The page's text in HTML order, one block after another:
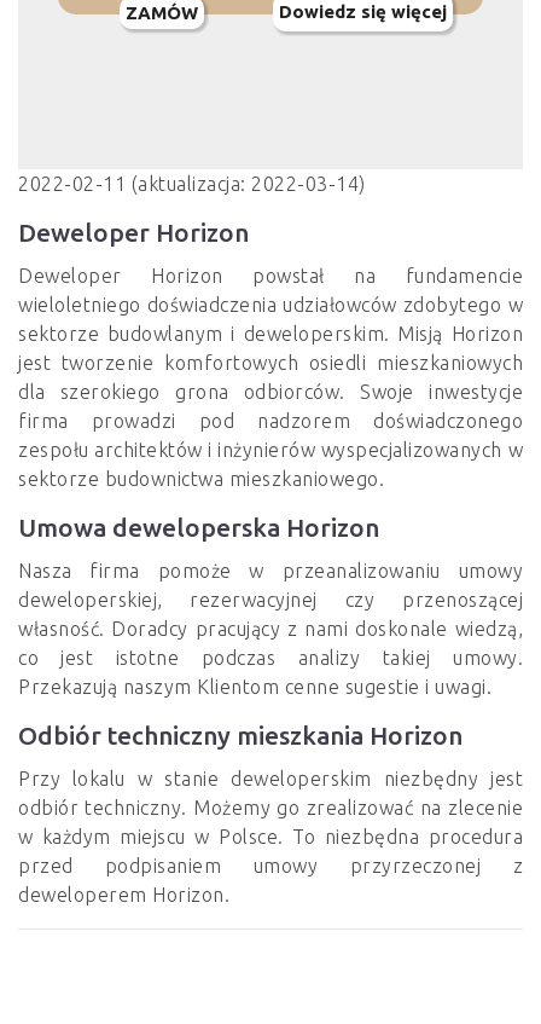
ZAMÓW Dowiedz się więcej
2022-02-11 (aktualizacja: 2022-03-14)
Deweloper Horizon
Deweloper Horizon powstał na fundamencie
wieloletniego doświadczenia udziałowców zdobytego w
sektorze budowlanym i deweloperskim. Misją Horizon
jest tworzenie komfortowych osiedli mieszkaniowych
dla szerokiego grona odbiorców. Swoje inwestycje
firma prowadzi pod nadzorem doświadczonego
zespołu architektów i inżynierów wyspecjalizowanych w
sektorze budownictwa mieszkaniowego.
Umowa deweloperska Horizon
Nasza firma pomoże w przeanalizowaniu umowy
deweloperskiej, rezerwacyjnej czy przenoszącej
własność. Doradcy pracujący z nami doskonale wiedzą,
co jest istotne podczas analizy takiej umowy.
Przekazują naszym Klientom cenne sugestie i uwagi.
Odbiór techniczny mieszkania Horizon
Przy lokalu w stanie deweloperskim niezbędny jest
odbiór techniczny. Możemy go zrealizować na zlecenie
w każdym miejscu w Polsce. To niezbędna procedura
przed podpisaniem umowy przyrzeczonej z
deweloperem Horizon.